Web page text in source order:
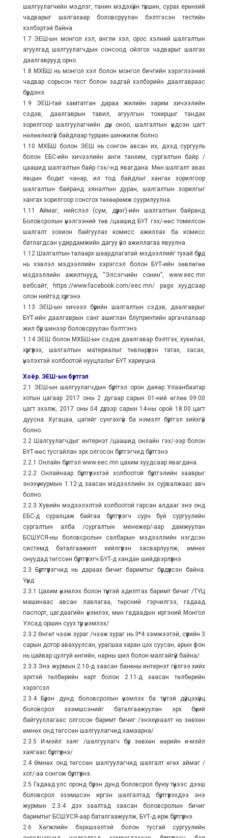
шалгуулагчийн мэдлэг, танин мэдэхүйн түвшин, сурах ерөнхий
чадварыг шалгахаар боловсруулан бэлтгэсэн тестийн
хэлбэртэй байна.
1.7 ЭЕШ-ын монгол хэл, англи хэл, орос хэлний шалгалтын
агуулгад шалгуулагчдын сонсоод ойлгох чадварыг шалгах
даалгаврууд орно.
1.8 МХБШ нь монгол хэл болон монгол бичгийн хэрэглээний
чадвар сорьсон тест болон задгай хэлбэрийн даалгавраас
бүрдэнэ.
1.9 ЭЕШ-тай хамтатган дараа жилийн зарим хичээлийн
сэдэв, даалгаврын тавил, агуулгын тохирцыг тандах
зорилгоор шалгуулагчийн дүн оноо, шалгалтын үндсэн цагт
нөлөөлөхгүй байдлаар туршин шинжилж болно.
1.10 МХБШ болон ЭЕШ нь сонгон авсан их, дээд сургууль
болон ЕБС-ийн хичээлийн анги танхим, cургалтын байр /
цаашид шалгалтын байр гэх/-нд явагдана. Мөн шалгалт авах
явцын бодит чанар, ил тод байдлыг хангах зорилгоор
шалгалтын байранд хяналтын дуран, шалгалтын зорилгыг
хангах зорилгоор сонсгох төхөөрөмж суурилуулна.
1.11 Аймаг, нийслэл (сум, дүүрэг)-ийн шалгалтын байранд
Боловсролын үнэлгээний төв /цаашид БҮТ гэх/-өөс томилсон
шалгалт зохион байгуулах комисс ажиллах ба комисс
батлагдсан удирдамжийн дагуу үйл ажиллагаа явуулна.
1.12 Шалгалтын талаарх шаардлагатай мэдээллийг тухай бүрд
нь хэвлэл мэдээллийн хэрэгсэл болон БҮТ-ийн зөвлөгөө
мэдээллийн ажилтнууд, “Элсэгчийн сонин”, www.eec.mn
вебсайт, https://www.facebook.com/eec.mn/ page хуудсаар
олон нийтэд хүргэнэ.
1.13 ЭЕШ-ын хичээл бүрийн шалгалтын сэдэв, даалгаврыг
БҮТ-ийн даалгаврын санг ашиглан блупринтийн аргачлалаар
жил бүр шинээр боловсруулан бэлтгэнэ.
1.14 ЭЕШ болон МХБШ-ын сэдэв даалгавар бэлтгэх, хувилах,
хүргүүлэх, шалгалтын материалыг төвлөрүүлэн татах, засах,
үнэлэхтэй холбоотой нууцлалыг БҮТ хариуцна.
Хоёр. ЭЕШ-ын бүртгэл
2.1 ЭЕШ-ын шалгуулагчдын бүртгэл орон даяар Улаанбаатар
хотын цагаар 2017 оны 2 дугаар сарын 01-ний өглөө 09:00
цагт эхэлж, 2017 оны 04 дүгээр сарын 14-ны орой 18:00 цагт
дуусна. Хугацаа, цагийг сунгахгүй ба нэмэлт бүртгэл хийхгүй
болно.
2.2 Шалгуулагчдыг интернэт /цаашид онлайн гэх/-ээр болон
БҮТ-өөс тусгайлан эрх олгосон бүртгэгчид бүртгэнэ
2.2.1 Онлайн бүртгэл www.eec.mn цахим хуудсаар явагдана.
2.2.2 Онлайнаар бүртгүүлэхтэй холбоотой бүртгэлийн зааврыг
энэхүү журмын 1.12-д заасан мэдээллийн эх сурвалжаас авч
болно.
2.2.3 Хувийн мэдээлэлтэй холбоотой гарсан алдааг энэ онд
ЕБС-д суралцаж байгаа бүртгүүлэгч сурч буй сургуулийн
сургалтын алба /сургалтын менежер/-аар дамжуулан
БСШУСЯ-ны боловсролын салбарын мэдээллийн нэгдсэн
системд баталгаажилт хийлгүүлэн засварлуулж, өмнөх
онуудад төгссөн бүртгүүлэгч БҮТ-д хандан шийдвэрлүүлнэ.
2.3 Бүртгүүлэгчид нь дараах бичиг баримтыг бүрдүүлсэн байна.
Үүнд:
2.3.1 Цахим үнэмлэх болон түүнтэй адилтгах баримт бичиг /ТҮЦ
машинаас авсан лавлагаа, төрсний гэрчилгээ, гадаад
паспорт, цагдаагийн үнэмлэх, мөн гадаадын иргэний Монгол
Улсад оршин суух түр үнэмлэх/
2.3.2 Өнгөт чээж зураг /чээж зураг нь 3*4 хэмжээтэй, сүүлийн 3
сарын дотор авахуулсан, урагшаа харан цэх суусан, арын фон
нь цайвар цулгуй өнгийн, нарны шил болон малгайгүй байна/
2.3.3 Энэ журмын 2.10-д заасан банкны интернэт гүйлгээ хийх
эрхтэй төлбөрийн карт болон 2.11-д заасан төлбөрийн
хэрэгсэл
2.3.4 Бүрэн дунд боловсролын үнэмлэх ба түүнтэй дүйцэхүйц
боловсрол эзэмшсэнийг баталгаажуулан эрх бүхий
байгууллагаас олгосон баримт бичиг /энэхүү заалт нь зөвхөн
өмнөх онд төгссөн шалгуулагчид хамаарна/
2.3.5 И-мэйл хаяг /шалгуулагч бүр зөвхөн өөрийн и-мэйл
хаягаас бүртгүүлнэ/
2.4 Өмнөх онд төгссөн шалгуулагчид шалгалт өгөх аймаг /
хот/-аа сонгож бүртгүүлнэ.
2.5 Гадаад улс оронд бүрэн дунд боловсрол буюу түүнээс дээш
боловсрол эзэмшсэн иргэн шалгалтад бүртгүүлэхдээ энэ
журмын 2.3.4 дэх заалтад заасан боловсролын бичиг
баримтыг БСШУСЯ-аар баталгаажуулж, БҮТ-д ирж бүртгүүлнэ.
2.6 Хөгжлийн бэрхшээлтэй болон тусгай сургуулийн